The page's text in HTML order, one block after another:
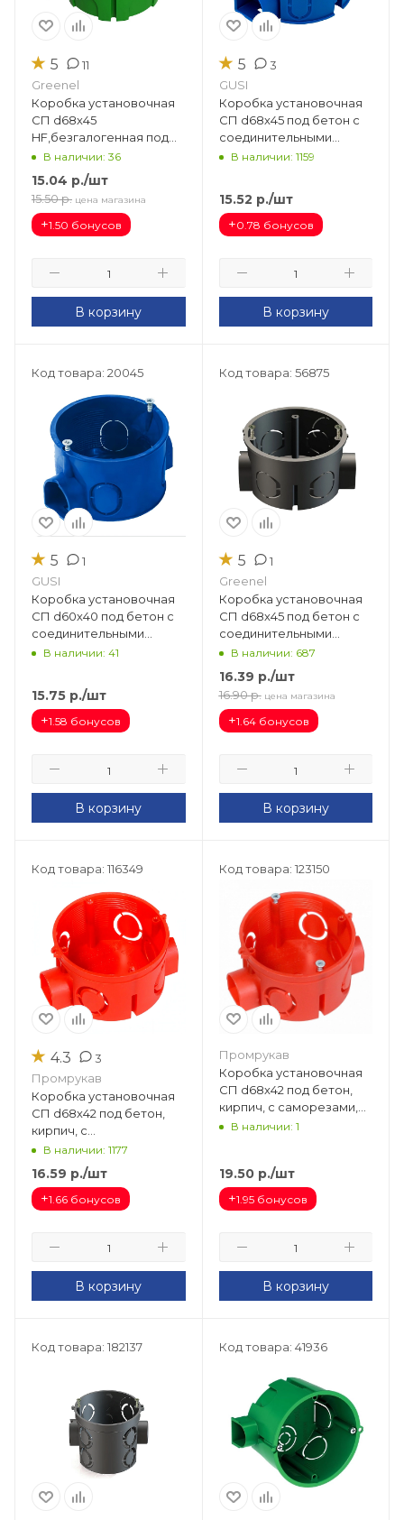
★ 5 11
Greenel
Коробка установочная
СП d68х45
HF,безгалогенная под
бетон, кирпич с
соединительным
модулем (зеленый)
GE40004-10
В наличии: 36
15.04 р./шт
15.50 р. цена магазина
+1.50 бонусов
В корзину
★ 5 3
GUSI
Коробка установочная
СП d68х45 под бетон с
соединительными
модулями (синий) С3 М3
В наличии: 1159
15.52 р./шт
+0.78 бонусов
В корзину
Код товара: 20045
★ 5 1
GUSI
Коробка установочная
СП d60х40 под бетон с
соединительными
модулями (синий) С3М1.1
В наличии: 41
15.75 р./шт
+1.58 бонусов
В корзину
Код товара: 56875
★ 5 1
Greenel
Коробка установочная
СП d68х45 под бетон с
соединительными
модулями (черный)
GE40010-05
В наличии: 687
16.39 р./шт
16.90 р. цена магазина
+1.64 бонусов
В корзину
Код товара: 116349
★ 4.3 3
Промрукав
Коробка установочная
СП d68х42 под бетон,
кирпич, с
соединит.модулями,безгалогенная
(HF) (224шт/кор) 80-0500
В наличии: 1177
16.59 р./шт
+1.66 бонусов
В корзину
Код товара: 123150
Промрукав
Коробка установочная
СП d68х42 под бетон,
кирпич, с саморезами,
80-0500С безгалог. (HF)
В наличии: 1
19.50р./шт
+1.95 бонусов
В корзину
Код товара: 182137 Код товара: 41936